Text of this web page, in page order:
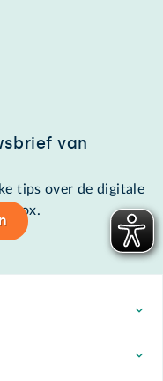
van
tips over de digitale